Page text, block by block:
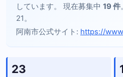
しています。 現在募集中 19 件
21。
阿南市公式サイト: https://
23